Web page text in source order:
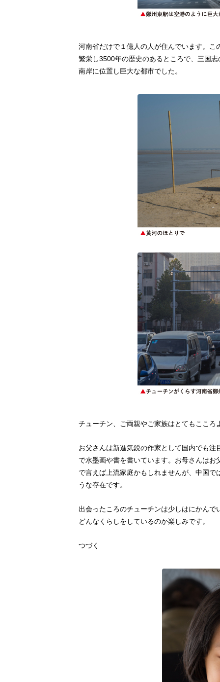
河南省だけで１億人の人が住んでいます。
繁栄し3500年の歴史のあるところで、三国
南岸に位置し巨大な都市でした。
チューチン、ご両親やご家族はとてもこころ
お父さんは新進気鋭の作家として国内でも
で水墨画や書を書いています。お母さんは
で言えば上流家庭かもしれませんが、中国
うな存在です。
出会ったころのチューチンは少しはにかん
どんなくらしをしているのか楽しみです。
つづく